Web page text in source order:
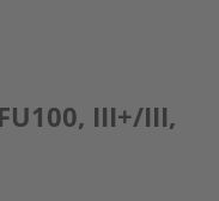
III+/III,